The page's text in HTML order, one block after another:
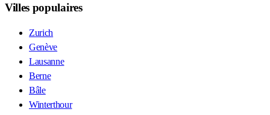
Villes populaires
Zurich
Genève
Lausanne
Berne
Bâle
Winterthour